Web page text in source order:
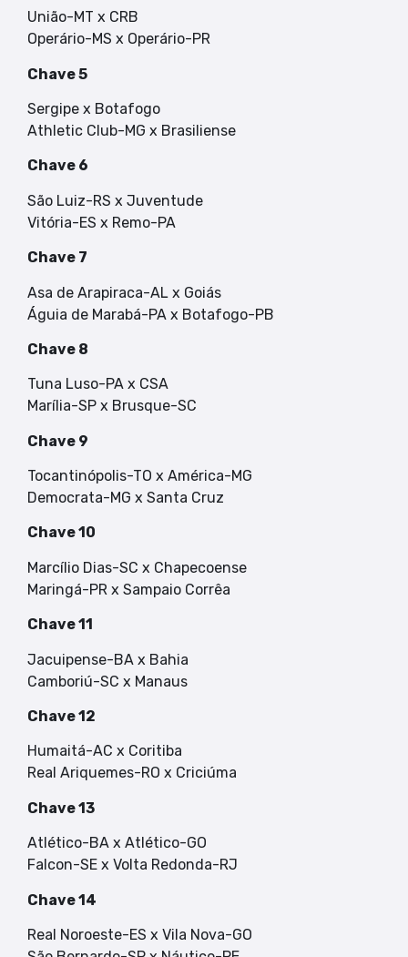
União-MT x CRB
Operário-MS x Operário-PR
Chave 5
Sergipe x Botafogo
Athletic Club-MG x Brasiliense
Chave 6
São Luiz-RS x Juventude
Vitória-ES x Remo-PA
Chave 7
Asa de Arapiraca-AL x Goiás
Águia de Marabá-PA x Botafogo-PB
Chave 8
Tuna Luso-PA x CSA
Marília-SP x Brusque-SC
Chave 9
Tocantinópolis-TO x América-MG
Democrata-MG x Santa Cruz
Chave 10
Marcílio Dias-SC x Chapecoense
Maringá-PR x Sampaio Corrêa
Chave 11
Jacuipense-BA x Bahia
Camboriú-SC x Manaus
Chave 12
Humaitá-AC x Coritiba
Real Ariquemes-RO x Criciúma
Chave 13
Atlético-BA x Atlético-GO
Falcon-SE x Volta Redonda-RJ
Chave 14
Real Noroeste-ES x Vila Nova-GO